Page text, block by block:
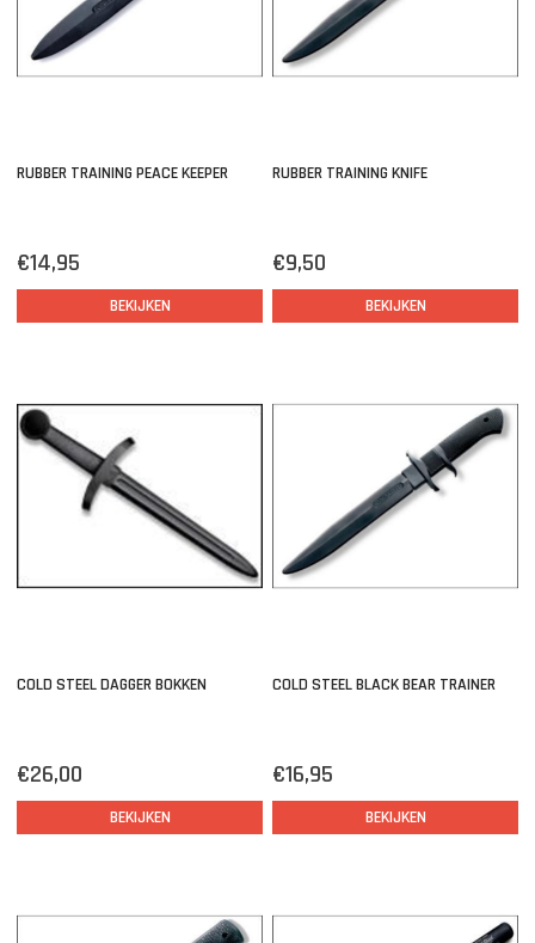
RUBBER TRAINING PEACE KEEPER
€14,95
BEKIJKEN
RUBBER TRAINING KNIFE
€9,50
BEKIJKEN
COLD STEEL DAGGER BOKKEN
€26,00
BEKIJKEN
COLD STEEL BLACK BEAR TRAINER
€16,95
BEKIJKEN